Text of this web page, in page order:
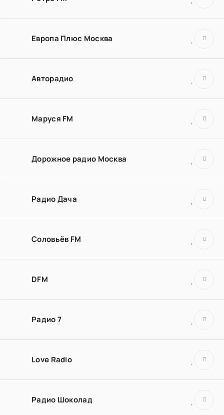
Европа Плюс Москва
Авторадио
Маруся FM
Дорожное радио Москва
Радио Дача
Соловьёв FM
DFM
Радио 7
Love Radio
Радио Шоколад